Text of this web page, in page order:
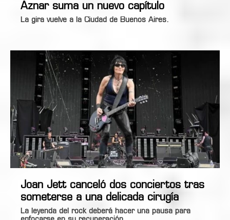
Aznar suma un nuevo capítulo
La gira vuelve a la Ciudad de Buenos Aires.
Joan Jett canceló dos conciertos tras
someterse a una delicada cirugía
La leyenda del rock deberá hacer una pausa para